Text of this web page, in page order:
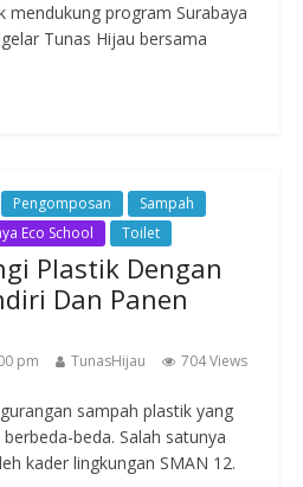
mendukung program Surabaya
Tunas Hijau bersama
Pengomposan
Sampah
Eco School Toilet
Plastik Dengan
Dan Panen
pm TunasHijau 704 Views
sampah plastik yang
beda. Salah satunya
kader lingkungan SMAN 12.